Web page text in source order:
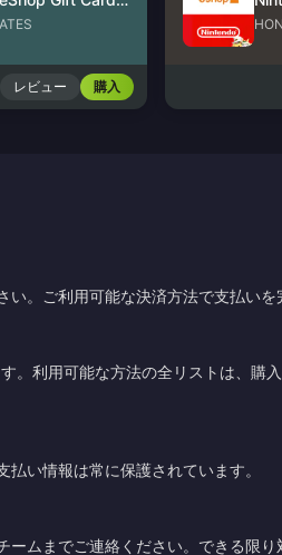
レビュー 購入
。ご利用可能な決済方法で支払いを
。利用可能な方法の全リストは、購
い情報は常に保護されています。
ムまでご連絡ください。できる限り